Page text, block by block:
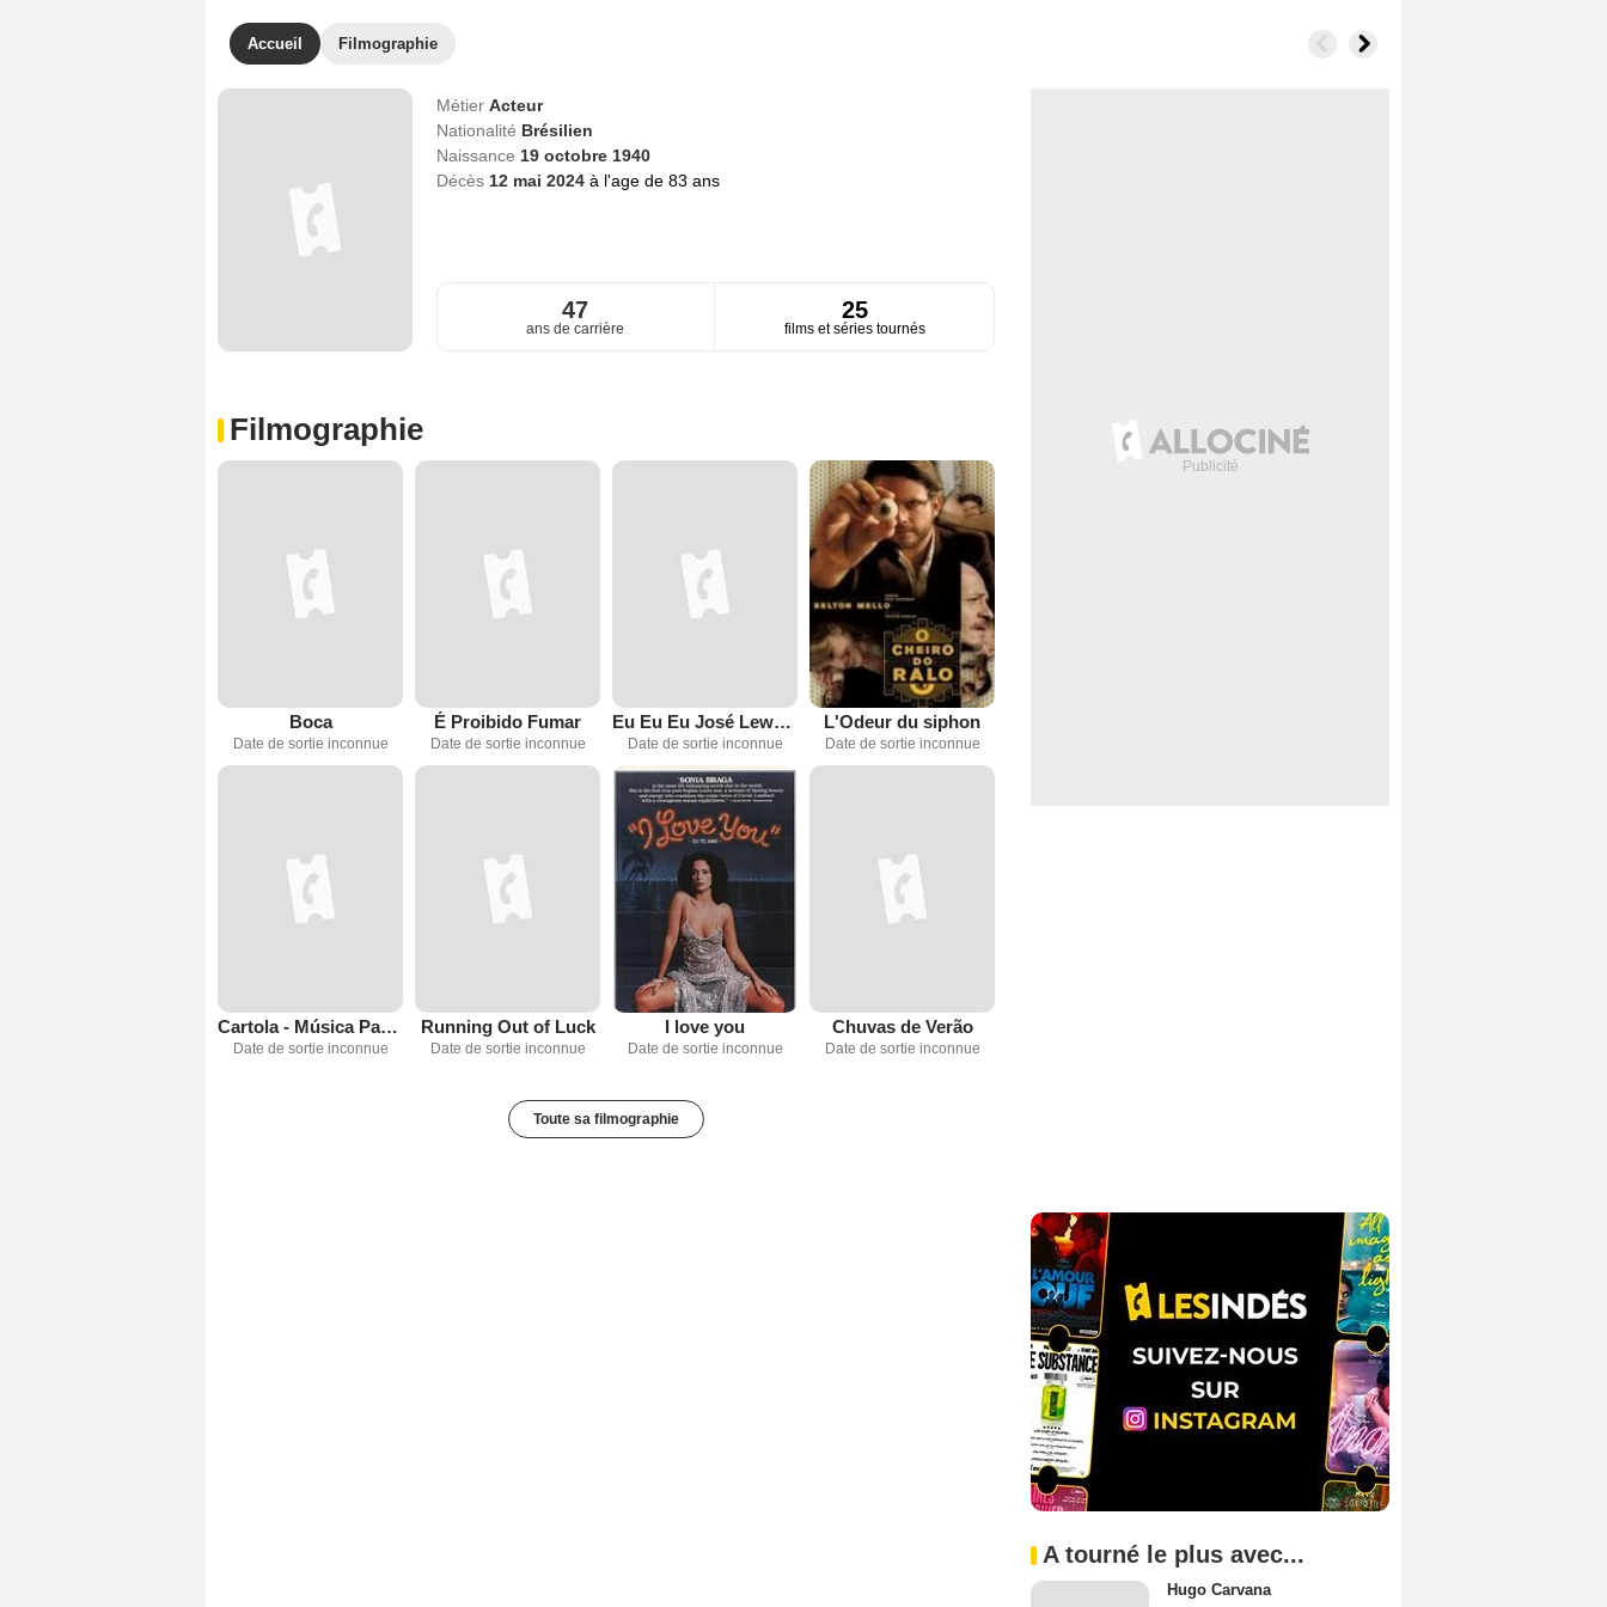
Accueil Filmographie
Métier Acteur
Nationalité Brésilien
Naissance 19 octobre 1940
Décès 12 mai 2024 à l'age de 83 ans
47
ans de carrière
25
films et séries tournés
Filmographie
Boca
Date de sortie inconnue
É Proibido Fumar
Date de sortie inconnue
Eu Eu Eu José Lewgoy
Date de sortie inconnue
L'Odeur du siphon
Date de sortie inconnue
Cartola - Música Para os Olhos
Date de sortie inconnue
Running Out of Luck
Date de sortie inconnue
I love you
Date de sortie inconnue
Chuvas de Verão
Date de sortie inconnue
Toute sa filmographie
A tourné le plus avec...
Hugo Carvana